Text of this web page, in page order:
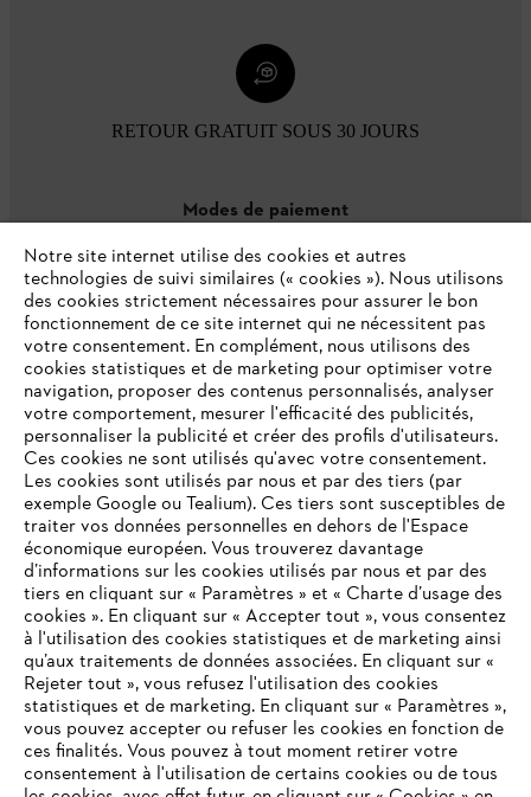
RETOUR GRATUIT SOUS 30 JOURS
Modes de paiement
L'Entreprise
Questions / Réponses
Service
VOTRE NAVIGATEUR INTERNET
N'EST PLUS PRIS EN CHARGE
Vous utilisez un navigateur Internet que nous ne prenons plus
Notre site internet utilise des cookies et autres
technologies de suivi similaires (« cookies »). Nous utilisons
des cookies strictement nécessaires pour assurer le bon
fonctionnement de ce site internet qui ne nécessitent pas
votre consentement. En complément, nous utilisons des
cookies statistiques et de marketing pour optimiser votre
navigation, proposer des contenus personnalisés, analyser
votre comportement, mesurer l'efficacité des publicités,
personnaliser la publicité et créer des profils d'utilisateurs.
Ces cookies ne sont utilisés qu'avec votre consentement.
Les cookies sont utilisés par nous et par des tiers (par
exemple Google ou Tealium). Ces tiers sont susceptibles de
traiter vos données personnelles en dehors de l'Espace
économique européen. Vous trouverez davantage
d’informations sur les cookies utilisés par nous et par des
tiers en cliquant sur « Paramètres » et « Charte d’usage des
cookies ». En cliquant sur « Accepter tout », vous consentez
à l'utilisation des cookies statistiques et de marketing ainsi
qu’aux traitements de données associées. En cliquant sur «
Rejeter tout », vous refusez l'utilisation des cookies
statistiques et de marketing. En cliquant sur « Paramètres »,
vous pouvez accepter ou refuser les cookies en fonction de
ces finalités. Vous pouvez à tout moment retirer votre
consentement à l'utilisation de certains cookies ou de tous